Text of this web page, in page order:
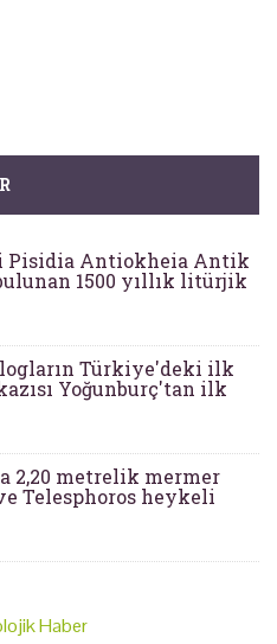
Pisidia Antiokheia Antik
1500 yıllık litürjik
Türkiye'deki ilk
Yoğunburç'tan ilk
2,20 metrelik mermer
Telesphoros heykeli